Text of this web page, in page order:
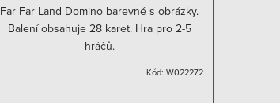
Far Far Land Domino barevné s obrázky.
Balení obsahuje 28 karet. Hra pro 2-5
hráčů.
Kód: W022272